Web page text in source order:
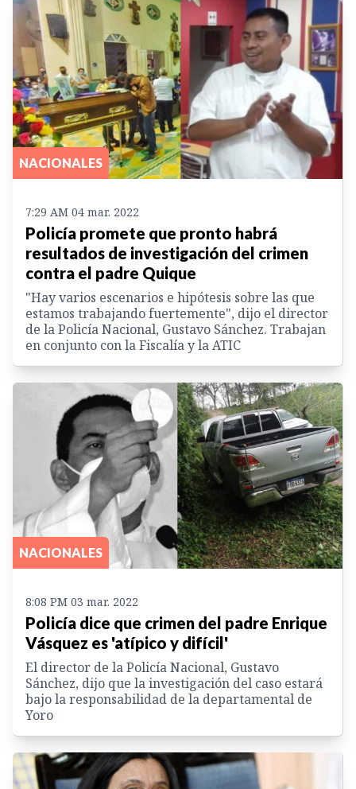
NACIONALES
7:29 AM 04 mar. 2022
Policía promete que pronto habrá
resultados de investigación del crimen
contra el padre Quique
"Hay varios escenarios e hipótesis sobre las que
estamos trabajando fuertemente", dijo el director
de la Policía Nacional, Gustavo Sánchez. Trabajan
en conjunto con la Fiscalía y la ATIC
NACIONALES
8:08 PM 03 mar. 2022
Policía dice que crimen del padre Enrique
Vásquez es 'atípico y difícil'
El director de la Policía Nacional, Gustavo
Sánchez, dijo que la investigación del caso estará
bajo la responsabilidad de la departamental de
Yoro